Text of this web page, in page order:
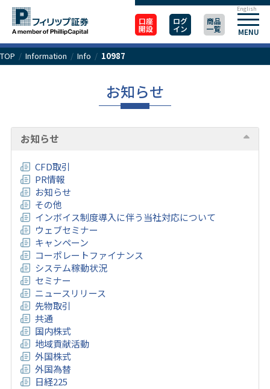
口座
開設
ログ
イン
商品
一覧 MENU
English
TOP / Information / Info / 10987
お知らせ
お知らせ
CFD取引
PR情報
お知らせ
その他
インボイス制度導入に伴う当社対応について
ウェブセミナー
キャンペーン
コーポレートファイナンス
システム稼動状況
セミナー
ニュースリリース
先物取引
共通
国内株式
地域貢献活動
外国株式
外国為替
日経225